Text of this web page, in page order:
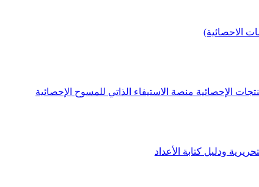
الاحصائية)
الإحصائية منصة الاستيفاء الذاتي للمسوح الإحصائية
ودليل كتابة الأعداد